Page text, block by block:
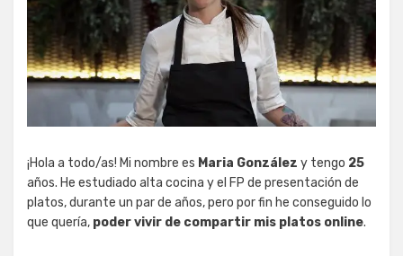
¡Hola a todo/as! Mi nombre es Maria González y tengo 25
años. He estudiado alta cocina y el FP de presentación de
platos, durante un par de años, pero por fin he conseguido lo
que quería, poder vivir de compartir mis platos online.